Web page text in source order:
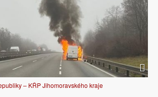
– KŘP Jihomoravského kraje